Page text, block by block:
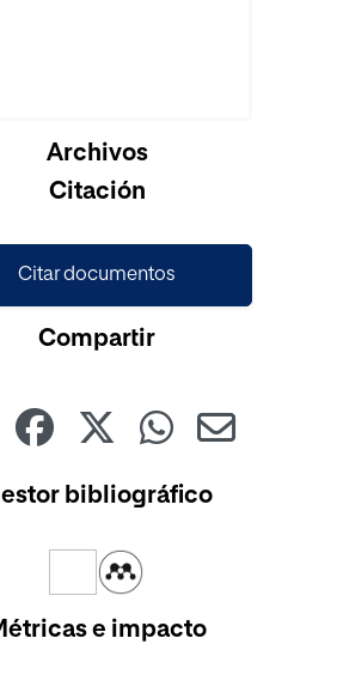
Archivos
Citación
Citar documentos
Compartir
bibliográfico
e impacto